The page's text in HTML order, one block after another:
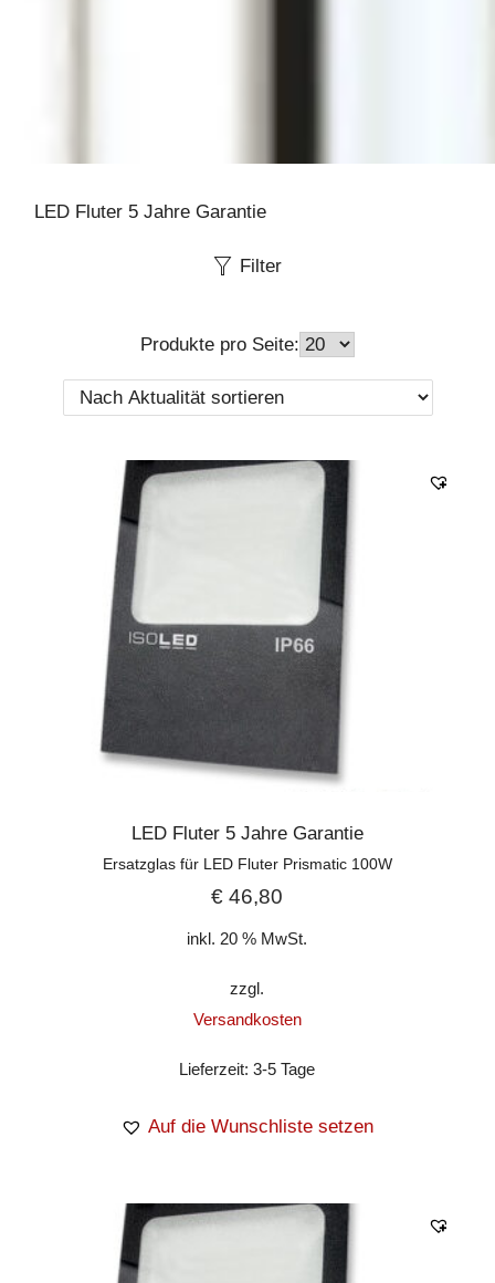
LED Fluter 5 Jahre Garantie
Filter
Produkte pro Seite:
LED Fluter 5 Jahre Garantie
Ersatzglas für LED Fluter Prismatic 100W
€ 46,80
inkl. 20 % MwSt.
zzgl.
Versandkosten
Lieferzeit:3-5 Tage
Auf die Wunschliste setzen